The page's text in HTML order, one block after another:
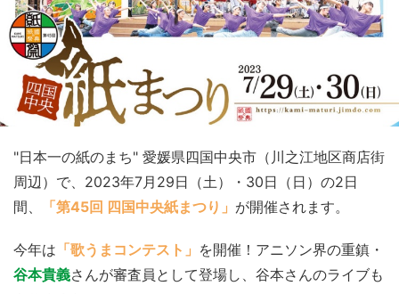
"日本一の紙のまち" 愛媛県四国中央市（川之江地区商店街
周辺）で、2023年7月29日（土）・30日（日）の2日
間、
「第45回 四国中央紙まつり」 が開催されます。
今年は 「歌うまコンテスト」 を開催！アニソン界の重鎮・
谷本貴義さんが審査員として登場し、谷本さんのライブも